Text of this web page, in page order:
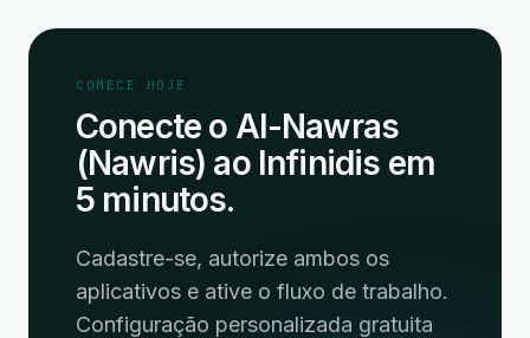
COMECE HOJE
Conecte o Al-Nawras
(Nawris) ao Infinidis em
5 minutos.
Cadastre-se, autorize ambos os
aplicativos e ative o fluxo de trabalho.
Configuração personalizada gratuita